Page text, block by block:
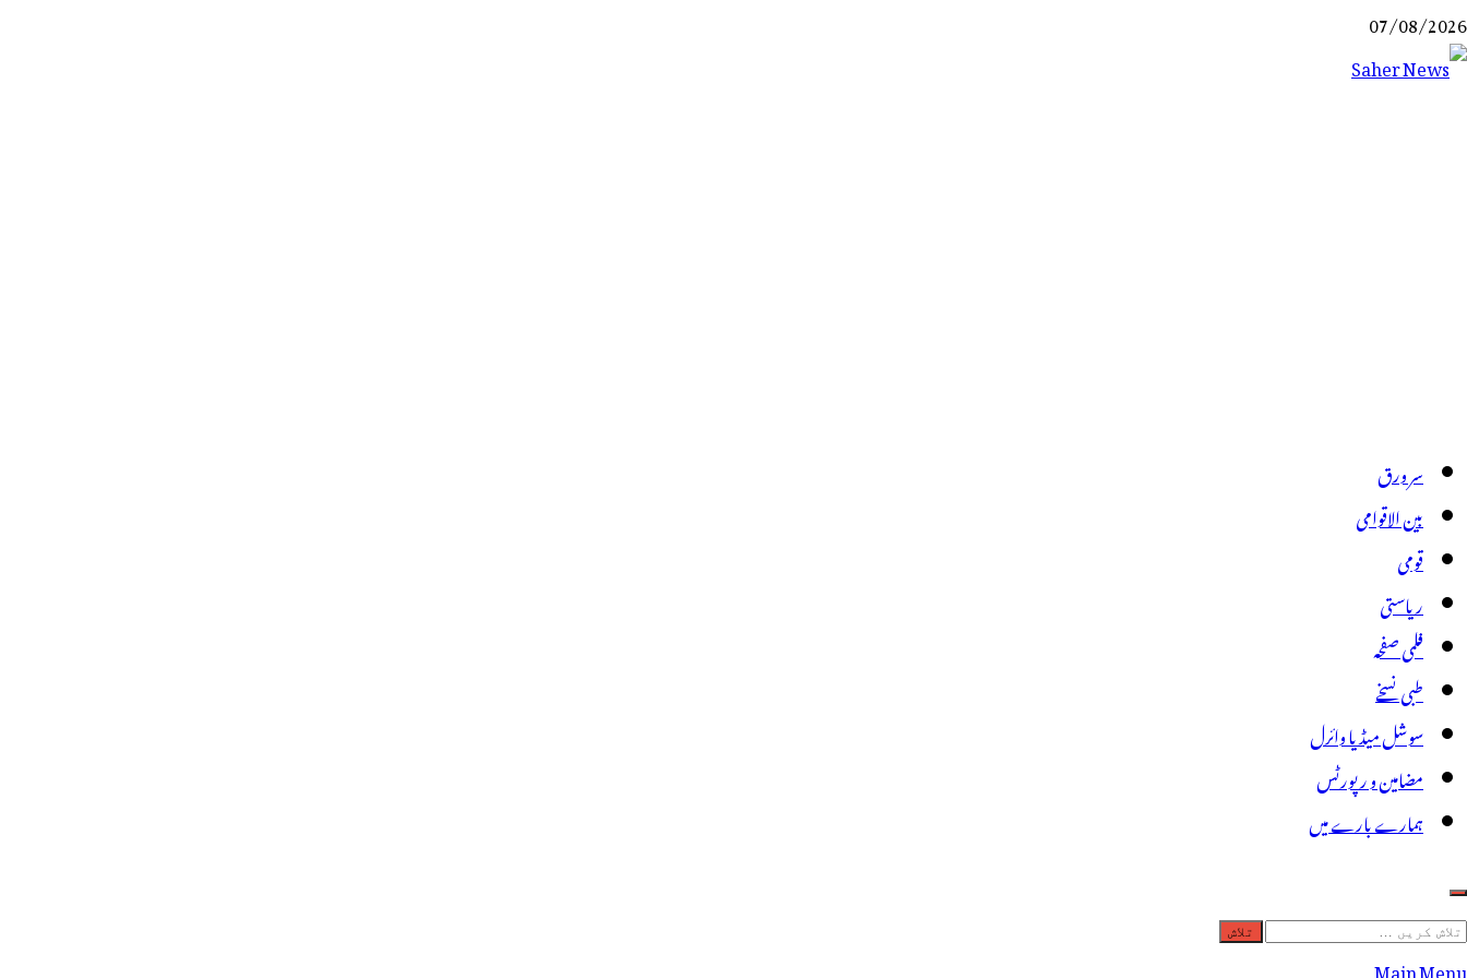
Skip
to
07/08/2026
سر ورق
بین الاقوامی
قومی
ریاستی
فلمی صفحہ
طبی نسخے
سوشل میڈیا وائرل
مضامین و رپورٹس
ہمارے بارے میں
تلاش
کریں
Main Menu